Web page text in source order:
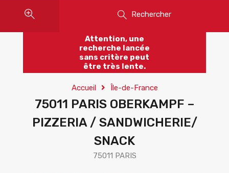
Rechercher
Attention, une
recherche lancée
sans critère peut
être très lente.
Accueil Île-de-France
75011 PARIS OBERKAMPF –
PIZZERIA / SANDWICHERIE/
SNACK
75011 PARIS